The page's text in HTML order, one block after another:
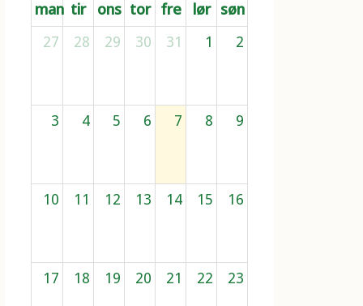
man tir ons tor fre lør søn
27
28 29 30 31 1 2
3 4 5 6 7 8 9
10 11 12 13 14 15 16
17 18 19 20 21 22 23